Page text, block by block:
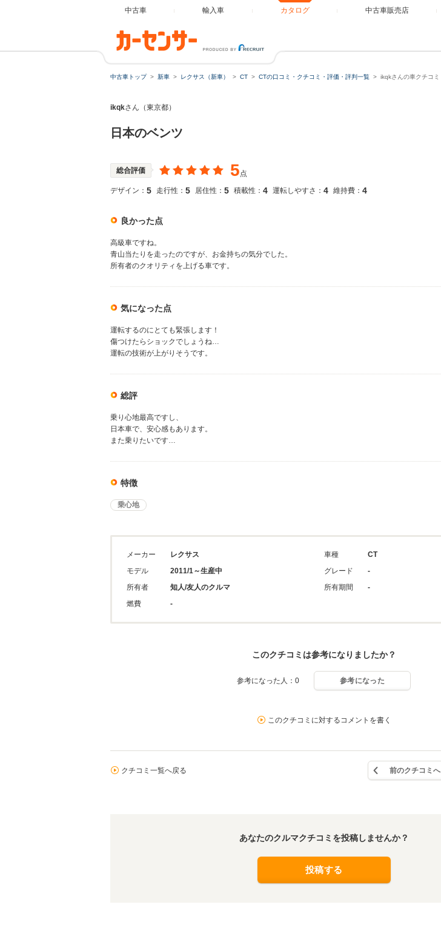
中古車 輸入車 カタログ 中古車販売店
中古車トップ 新車 レクサス（新車） CT CTの口コミ・クチコミ・評価・評判一覧 ikqkさんの車クチコミ
ikqkさん（東京都）
日本のベンツ
総合評価 5点
デザイン： 5 走行性： 5 居住性： 5 積載性： 4 運転しやすさ： 4 維持費： 4
良かった点
高級車ですね。
青山当たりを走ったのですが、お金持ちの気分でした。
所有者のクオリティを上げる車です。
気になった点
運転するのにとても緊張します！
傷つけたらショックでしょうね…
運転の技術が上がりそうです。
総評
乗り心地最高ですし、
日本車で、安心感もあります。
また乗りたいです…
特徴
乗心地
メーカー
レクサス
モデル
2011/1～生産中
所有者
知人/友人のクルマ
燃費
-
車種
CT
グレード
-
所有期間
-
このクチコミは参考になりましたか？
参考になった人：0 参考になった
このクチコミに対するコメントを書く
クチコミ一覧へ戻る 前のクチコミへ
あなたのクルマクチコミを投稿しませんか？
投稿する